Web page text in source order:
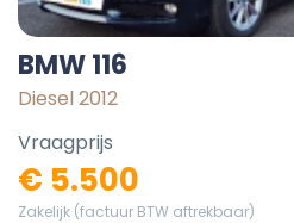
BMW 116
Diesel 2012
Vraagprijs
€ 5.500
Zakelijk (factuur BTW aftrekbaar)